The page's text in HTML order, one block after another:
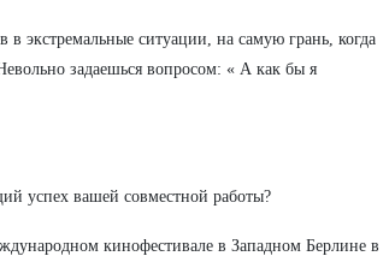
в экстремальные ситуации, на самую грань, когда
задаешься вопросом: « А как бы я
успех вашей совместной работы?
кинофестивале в Западном Берлине в